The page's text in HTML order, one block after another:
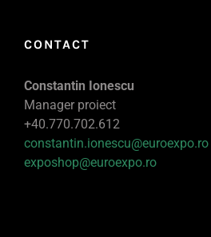
CONTACT
Constantin Ionescu
Manager proiect
+40.770.702.612
constantin.ionescu@euroexpo.ro
exposhop@euroexpo.ro